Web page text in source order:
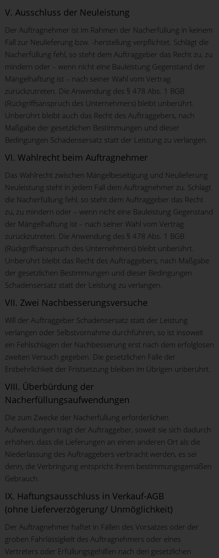
V. Ausschluss der Neuleistung
Der Auftragnehmer ist im Rahmen der Nacherfüllung in keinem
Fall zur Neulieferung bzw. -herstellung verpflichtet. Schlägt die
Nacherfüllung fehl, so steht dem Auftraggeber das Recht zu, zu
mindern oder – wenn nicht eine Bauleistung Gegenstand der
Mängelhaftung ist – nach seiner Wahl vom Vertrag
zurückzutreten. Die Anwendung des § 478 Abs. 1 BGB
(Rückgriffsanspruch des Unternehmers) bleibt unberührt.
Unberührt bleibt auch das Recht des Auftraggebers, nach
Maßgabe der gesetzlichen Bestimmungen und dieser
Bedingungen Schadensersatz statt der Leistung zu verlangen.
VI. Wahlrecht beim Auftragnehmer
Das Wahlrecht zwischen Mängelbeseitigung und Neulieferung
Neuleistung steht in jedem Fall dem Auftragnehmer zu. Schlägt
die Nacherfüllung fehl, so steht dem Auftraggeber das Recht
zu, zu mindern oder – wenn nicht eine Bauleistung Gegenstand
der Mängelhaftung ist – nach seiner Wahl vom Vertrag
zurückzutreten. Die Anwendung des § 478 Abs. 1 BGB
(Rückgriffsanspruch des Unternehmers) bleibt unberührt.
Unberührt bleibt das Recht des Auftraggebers, nach Maßgabe
der gesetzlichen Bestimmungen und dieser Bedingungen
Schadensersatz statt der Leistung zu verlangen.
VII. Zwei Nachbesserungsversuche
Will der Auftraggeber Schadensersatz statt der Leistung
verlangen oder Selbstvornahme durchführen, so ist insoweit
ein Fehlschlagen der Nachbesserung erst nach dem erfolglosen
zweiten Versuch gegeben. Die gesetzlichen Fälle der
Entbehrlichkeit der Fristsetzung bleiben im Übrigen unberührt.
VIII. Überbürdung der
Nacherfüllungsaufwendungen
Die zum Zwecke der Nacherfüllung erforderlichen
Aufwendungen trägt der Auftraggeber, soweit sie sich dadurch
erhöhen, dass die Lieferungen an einen anderen Ort als die
Niederlassung des Auftraggebers verbracht werden, es sei
denn, die Verbringung entspricht ihrem bestimmungsgemäßen
Gebrauch.
IX. Haftungsausschluss in Verkauf-AGB
(ohne Lieferverzögerung/ Unmöglichkeit)
Der Auftragnehmer haftet in Fällen des Vorsatzes oder der
groben Fahrlässigkeit des Auftragnehmers oder eines
Vertreters oder Erfüllungsgehilfen nach den gesetzlichen